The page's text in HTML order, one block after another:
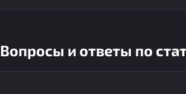
Вопросы и ответы по